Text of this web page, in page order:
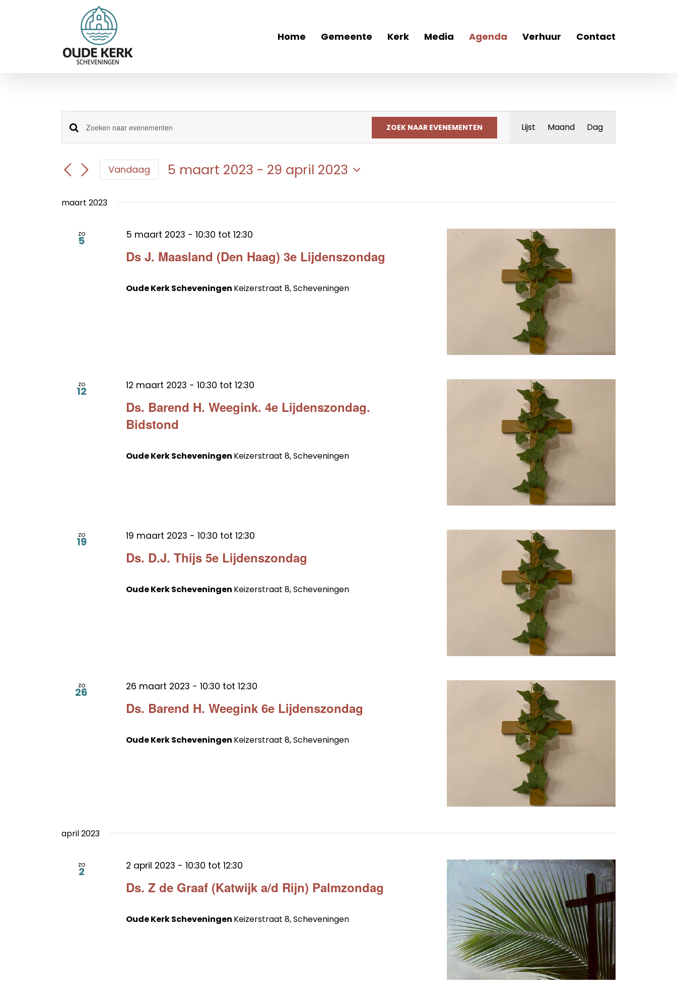
Home Gemeente Kerk Media Agenda Verhuur Contact
Evenementen
Evenementen
Zoeken
en
weergeven
navigatie
Vul
een
in.
Zoek
Evenementen
met
ZOEK NAAR EVENEMENTEN
weergaven
navigatie
Lijst Maand Dag
Vandaag 5 maart 2023 - 29 april 2023
maart 2023
zo
5
Ds J. Maasland (Den Haag) 3e Lijdenszondag
5 maart 2023 - 10:30 tot 12:30
Oude Kerk Scheveningen Keizerstraat 8, Scheveningen
zo
12
Ds. Barend H. Weegink. 4e Lijdenszondag.
Bidstond
12 maart 2023 - 10:30 tot 12:30
Oude Kerk Scheveningen Keizerstraat 8, Scheveningen
zo
19
Ds. D.J. Thijs 5e Lijdenszondag
19 maart 2023 - 10:30 tot 12:30
Oude Kerk Scheveningen Keizerstraat 8, Scheveningen
zo
26
Ds. Barend H. Weegink 6e Lijdenszondag
26 maart 2023 - 10:30 tot 12:30
Oude Kerk Scheveningen Keizerstraat 8, Scheveningen
april 2023
zo
2
Ds. Z de Graaf (Katwijk a/d Rijn) Palmzondag
2 april 2023 - 10:30 tot 12:30
Oude Kerk Scheveningen Keizerstraat 8, Scheveningen